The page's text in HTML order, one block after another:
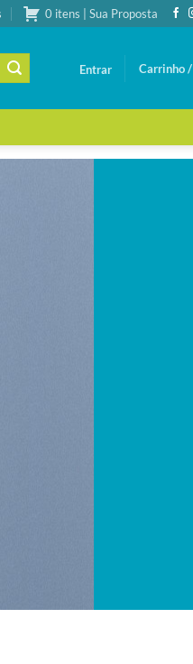
0 itens | Sua Proposta
Entrar Carrinho /